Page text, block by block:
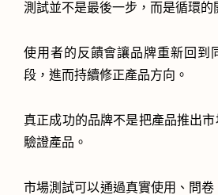
測試並不是最後一步，而是循環的
使用者的反饋會讓品牌重新回到
段，進而持續修正產品方向。
真正成功的品牌不是把產品推出
驗證產品。
市場測試可以通過真實使用、問